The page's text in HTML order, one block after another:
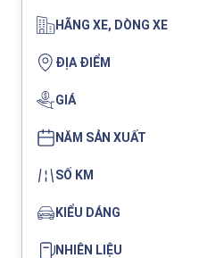
HÃNG XE, DÒNG XE
ĐỊA ĐIỂM
GIÁ
NĂM SẢN XUẤT
SỐ KM
KIỂU DÁNG
NHIÊN LIỆU